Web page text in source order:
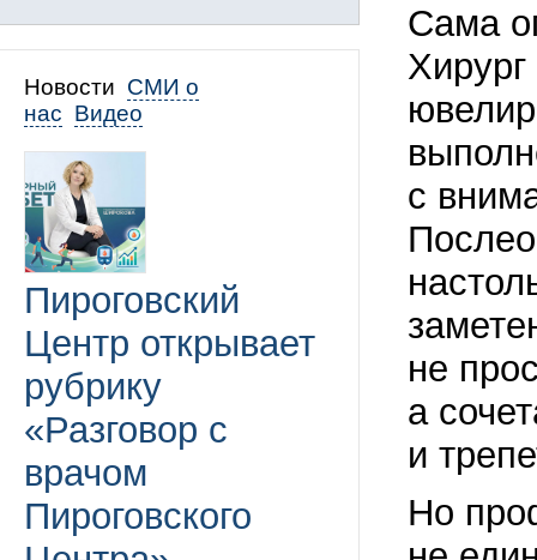
Новости СМИ о
нас Видео
Пироговский
Центр открывает
рубрику
«Разговор с
врачом
Пироговского
Сама
с
не
а
и
Но